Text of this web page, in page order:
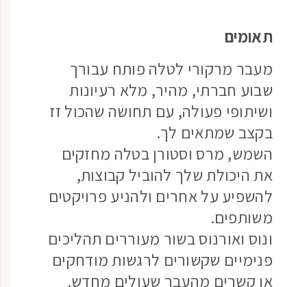
תאומים
מעבר מרקורי לטלה פותח עבורך
שבוע חברתי, מהיר, מלא רעיונות
ושיתופי פעולה, עם תחושה שהכול זז
בקצב שמתאים לך.
השמש, מרס וסטורן בטלה מחזקים
את היכולת שלך להוביל קבוצות,
להשפיע על אחרים ולהניע פרויקטים
משותפים.
ונוס ואורנוס בשור מעוררים תהליכים
פנימיים שקשורים לרגשות מודחקים
או קשרים מהעבר שעולים מחדש.